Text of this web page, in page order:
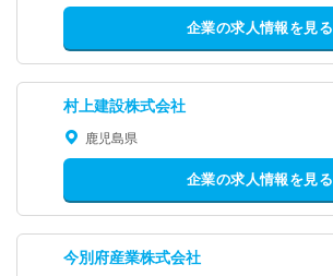
企業の求人情報を見る
村上建設株式会社
鹿児島県
企業の求人情報を見る
今別府産業株式会社